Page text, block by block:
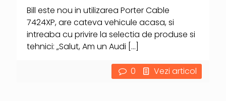
Bill este nou in utilizarea Porter Cable
7424XP, are cateva vehicule acasa, si
intreaba cu privire la selectia de produse si
tehnici: „Salut, Am un Audi […]
0 Vezi articol